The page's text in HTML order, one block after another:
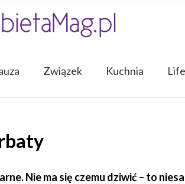
Związek Kuchnia
Nie ma się czemu dziwić – to